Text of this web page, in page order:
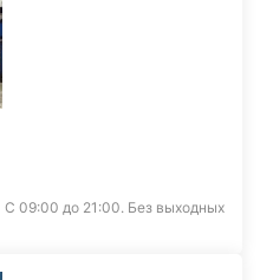
С 09:00 до 21:00. Без выходных